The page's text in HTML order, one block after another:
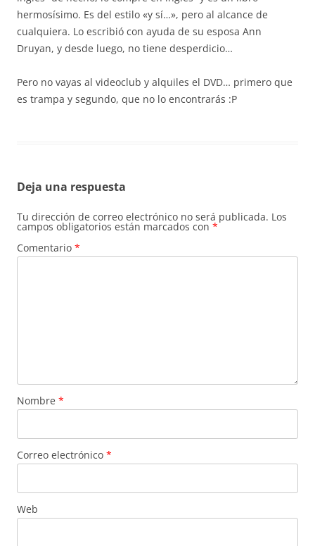
hermosísimo. Es del estilo «y sí…», pero al alcance de
cualquiera. Lo escribió con ayuda de su esposa Ann
Druyan, y desde luego, no tiene desperdicio…
Pero no vayas al videoclub y alquiles el DVD… primero que
es trampa y segundo, que no lo encontrarás :P
Deja una respuesta
Tu dirección de correo electrónico no será publicada. Los
campos obligatorios están marcados con *
Comentario *
Nombre *
Correo electrónico *
Web